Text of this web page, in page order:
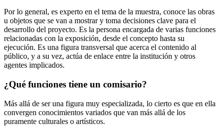
Por lo general, es experto en el tema de la muestra, conoce las obras
u objetos que se van a mostrar y toma decisiones clave para el
desarrollo del proyecto. Es la persona encargada de varias funciones
relacionadas con la exposición, desde el concepto hasta su
ejecución. Es una figura transversal que acerca el contenido al
público, y a su vez, actúa de enlace entre la institución y otros
agentes implicados.
¿Qué funciones tiene un comisario?
Más allá de ser una figura muy especializada, lo cierto es que en ella
convergen conocimientos variados que van más allá de los
puramente culturales o artísticos.